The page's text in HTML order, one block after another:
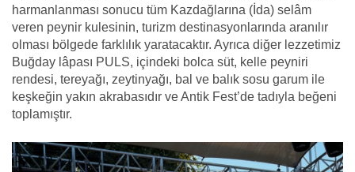
harmanlanması sonucu tüm Kazdağlarına (İda) selâm
veren peynir kulesinin, turizm destinasyonlarında aranılır
olması bölgede farklılık yaratacaktır. Ayrıca diğer lezzetimiz
Buğday lâpası PULS, içindeki bolca süt, kelle peyniri
rendesi, tereyağı, zeytinyağı, bal ve balık sosu garum ile
keşkeğin yakın akrabasıdır ve Antik Fest’de tadıyla beğeni
toplamıştır.